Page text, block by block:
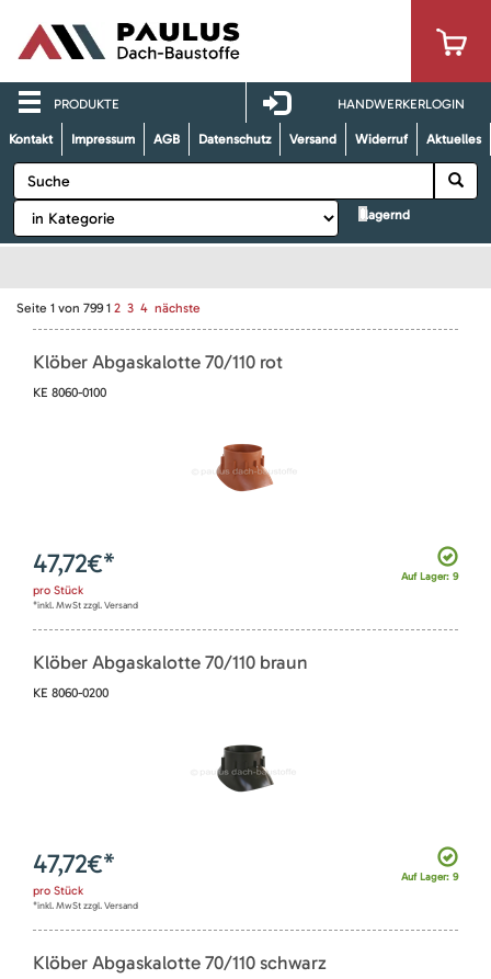
PRODUKTE HANDWERKERLOGIN
Kontakt Impressum AGB Datenschutz Versand Widerruf Aktuelles
lagernd
Seite 1 von 799 1 2 3 4 nächste
Klöber Abgaskalotte 70/110 rot
KE 8060-0100
Auf Lager: 9
47,72€*
pro Stück
*inkl. MwSt zzgl. Versand
Klöber Abgaskalotte 70/110 braun
KE 8060-0200
Auf Lager: 9
47,72€*
pro Stück
*inkl. MwSt zzgl. Versand
Klöber Abgaskalotte 70/110 schwarz